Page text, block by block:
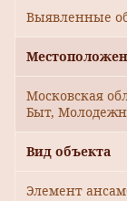
Выявленные
Московская
Быт,
Вид объекта
Элемент